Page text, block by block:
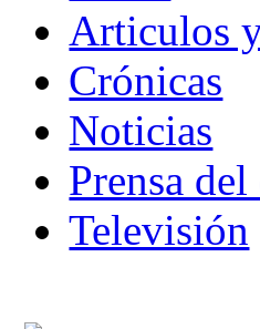
Articulos
Crónicas
Noticias
Prensa del
Televisión